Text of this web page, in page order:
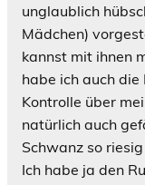
unglaublich
Mädchen)
kannst mit ihnen
habe ich auch
Kontrolle über
natürlich auch
Schwanz so
Ich habe ja den